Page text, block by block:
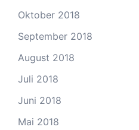
Oktober 2018
September 2018
August 2018
Juli 2018
Juni 2018
Mai 2018